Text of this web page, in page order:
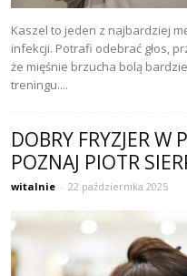
Kaszel to jeden z najbardziej
infekcji. Potrafi odebrać głos,
że mięśnie brzucha bolą
treningu....
DOBRY FRYZJER W
POZNAJ PIOTR
witalnie - 22 października 2025